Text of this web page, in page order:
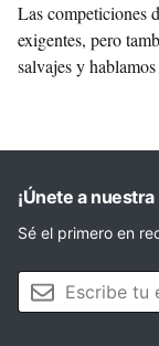
Las competiciones
exigentes, pero
salvajes y
¡Únete a
Sé el primero en
Tu email